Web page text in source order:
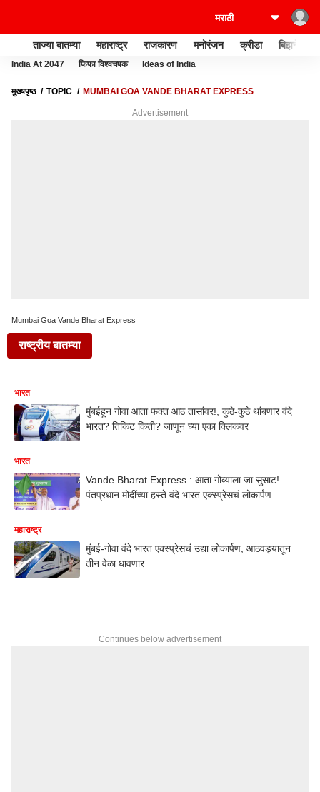
ताज्या बातम्या महाराष्ट्र राजकारण मनोरंजन क्रीडा बिझनेस
India At 2047 फिफा विश्वचषक Ideas of India
मुख्यपृष्ठ TOPIC MUMBAI GOA VANDE BHARAT EXPRESS
Advertisement
Mumbai Goa Vande Bharat Express
राष्ट्रीय बातम्या
भारत
मुंबईहून गोवा आता फक्त आठ तासांवर!, कुठे-कुठे थांबणार वंदे
भारत? तिकिट किती? जाणून घ्या एका क्लिकवर
भारत
Vande Bharat Express : आता गोव्याला जा सुसाट!
पंतप्रधान मोदींच्या हस्ते वंदे भारत एक्स्प्रेसचं लोकार्पण
महाराष्ट्र
मुंबई-गोवा वंदे भारत एक्स्प्रेसचं उद्या लोकार्पण, आठवड्यातून
तीन वेळा धावणार
Continues below advertisement